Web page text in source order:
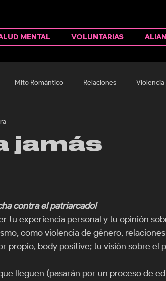
MENTAL VOLUNTARIAS
Mito Romántico Relaciones Violencia
jamás
contra el patriarcado!
tu experiencia personal y tu opinión
como violencia de género,
propio, body positive; tu visión sobre el
lleguen (pasarán por un proceso de